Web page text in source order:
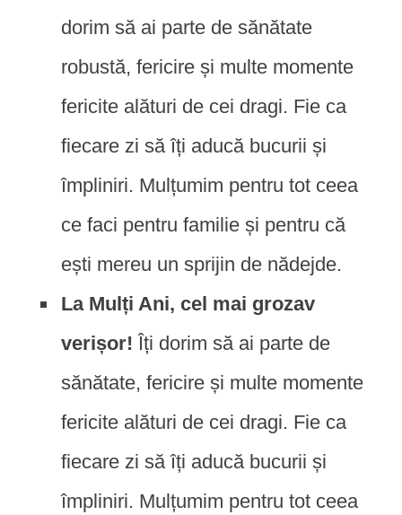
dorim să ai parte de sănătate
robustă, fericire și multe momente
fericite alături de cei dragi. Fie ca
fiecare zi să îți aducă bucurii și
împliniri. Mulțumim pentru tot ceea
ce faci pentru familie și pentru că
ești mereu un sprijin de nădejde.
La Mulți Ani, cel mai grozav
verișor! Îți dorim să ai parte de
sănătate, fericire și multe momente
fericite alături de cei dragi. Fie ca
fiecare zi să îți aducă bucurii și
împliniri. Mulțumim pentru tot ceea